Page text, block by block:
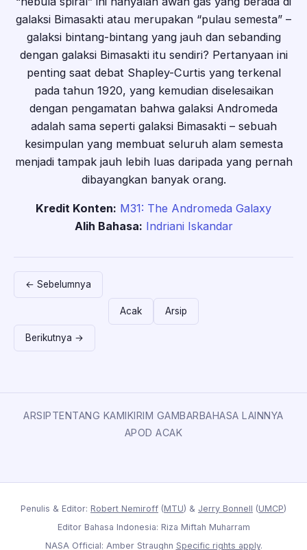
galaksi Bimasakti atau merupakan “pulau semesta” –
galaksi bintang-bintang yang jauh dan sebanding
dengan galaksi Bimasakti itu sendiri? Pertanyaan ini
penting saat debat Shapley-Curtis yang terkenal
pada tahun 1920, yang kemudian diselesaikan
dengan pengamatan bahwa galaksi Andromeda
adalah sama seperti galaksi Bimasakti – sebuah
kesimpulan yang membuat seluruh alam semesta
menjadi tampak jauh lebih luas daripada yang pernah
dibayangkan banyak orang.
Kredit Konten: M31: The Andromeda Galaxy
Alih Bahasa: Indriani Iskandar
← Sebelumnya
Acak Arsip
Berikutnya →
ARSIPTENTANG KAMIKIRIM GAMBARBAHASA LAINNYA
APOD ACAK
Penulis & Editor: Robert Nemiroff (MTU) & Jerry Bonnell (UMCP)
Editor Bahasa Indonesia: Riza Miftah Muharram
NASA Official: Amber Straughn Specific rights apply.